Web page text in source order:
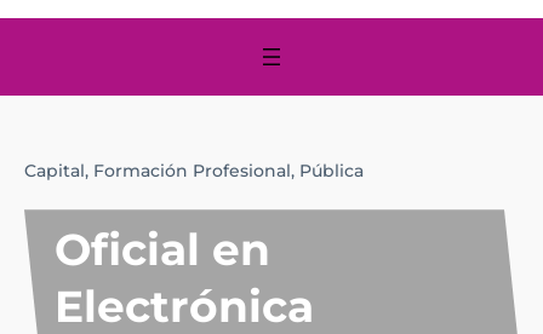
Capital, Formación Profesional, Pública
Oficial en
Electrónica